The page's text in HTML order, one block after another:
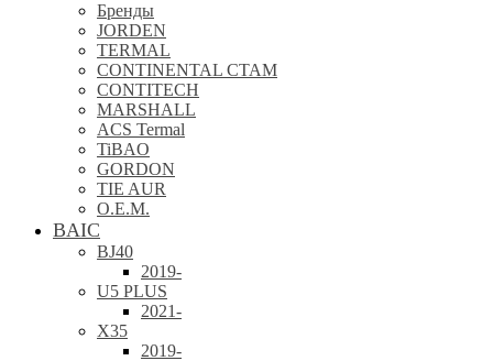
Бренды
JORDEN
TERMAL
CONTINENTAL CTAM
CONTITECH
MARSHALL
ACS Termal
TiBAO
GORDON
TIE AUR
O.E.M.
BAIC
BJ40
2019-
U5 PLUS
2021-
X35
2019-